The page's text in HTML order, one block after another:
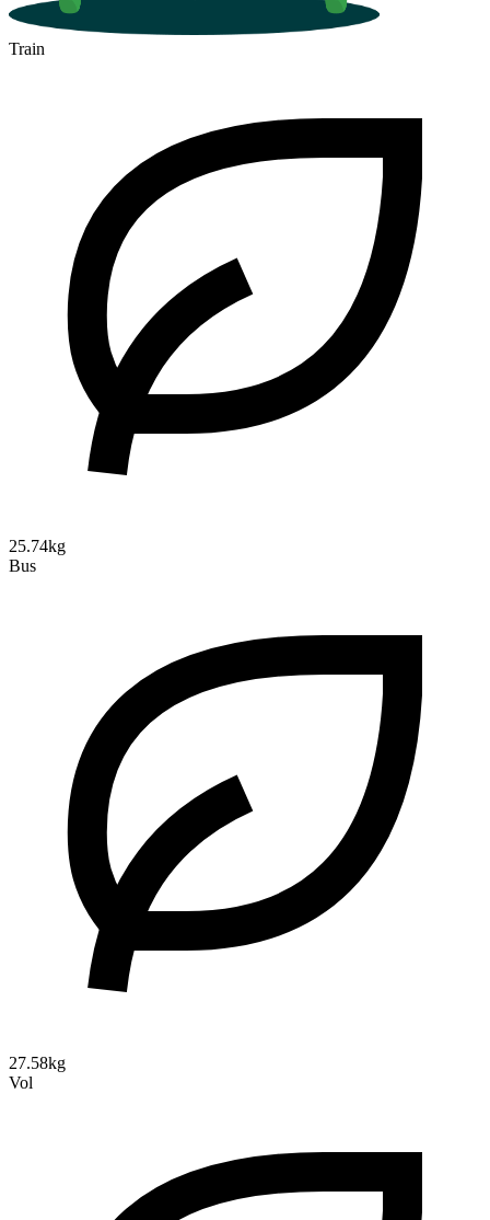
Train
25.74kg
Bus
27.58kg
Vol